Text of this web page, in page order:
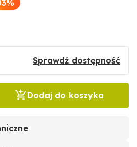
Sprawdź dostępność
Dodaj do koszyka